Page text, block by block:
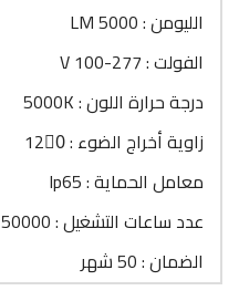
الليومن : 5000 LM
الفولت : 277-V 100
درجة حرارة اللون : 5000K
زاوية أخراج الضوء : 120ْ
معامل الحماية : lp65
عدد ساعات التشغيل : 50000 ساعة عمل
الضمان : 50 شهر